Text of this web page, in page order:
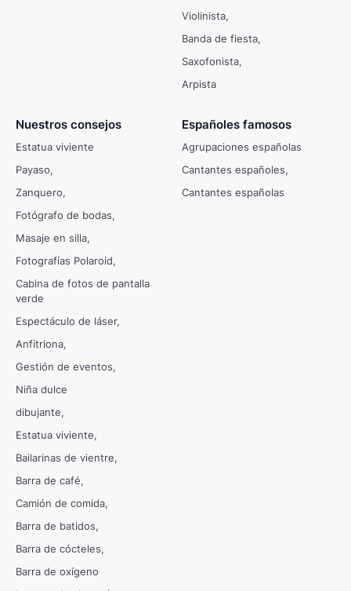
Violinista
Banda de fiesta
Saxofonista
Arpista
Nuestros consejos
Estatua viviente
Payaso
Zanquero
Fotógrafo de bodas
Masaje en silla
Fotografías Polaroid
Cabina de fotos de pantalla
verde
Espectáculo de láser
Anfitriona
Gestión de eventos
Niña dulce
dibujante
Estatua viviente
Bailarinas de vientre
Barra de café
Camión de comida
Barra de batidos
Barra de cócteles
Barra de oxígeno
Españoles famosos
Agrupaciones españolas
Cantantes españoles
Cantantes españolas